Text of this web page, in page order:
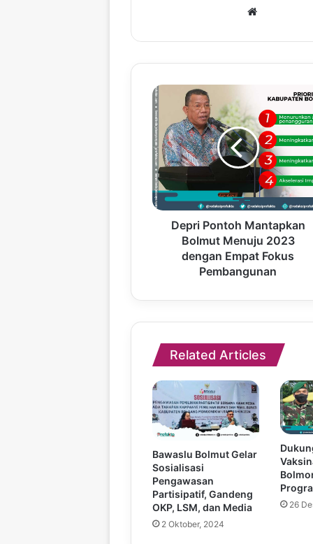
te
Depri Pontoh Mantapkan
Bolmut Menuju 2023
dengan Empat Fokus
Pembangunan
Related Articles
Bawaslu Bolmut Gelar
Sosialisasi
Pengawasan
Partisipatif, Gandeng
OKP, LSM, dan Media
2 Oktober, 2024
26